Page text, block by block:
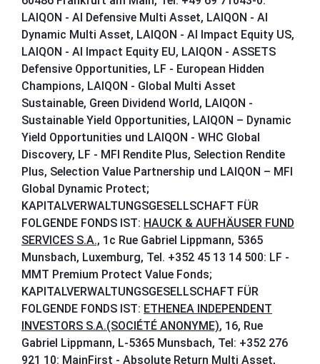
LAIQON - AI Defensive Multi Asset, LAIQON - AI
Dynamic Multi Asset, LAIQON - AI Impact Equity US,
LAIQON - AI Impact Equity EU, LAIQON - ASSETS
Defensive Opportunities, LF - European Hidden
Champions, LAIQON - Global Multi Asset
Sustainable, Green Dividend World, LAIQON -
Sustainable Yield Opportunities, LAIQON – Dynamic
Yield Opportunities und LAIQON - WHC Global
Discovery, LF - MFI Rendite Plus, Selection Rendite
Plus, Selection Value Partnership und LAIQON – MFI
Global Dynamic Protect;
KAPITALVERWALTUNGSGESELLSCHAFT FÜR
FOLGENDE FONDS IST: HAUCK & AUFHÄUSER FUND
SERVICES S.A., 1c Rue Gabriel Lippmann, 5365
Munsbach, Luxemburg, Tel. +352 45 13 14 500: LF -
MMT Premium Protect Value Fonds;
KAPITALVERWALTUNGSGESELLSCHAFT FÜR
FOLGENDE FONDS IST: ETHENEA INDEPENDENT
INVESTORS S.A.(SOCIÉTÉ ANONYME), 16, Rue
Gabriel Lippmann, L-5365 Munsbach, Tel: +352 276
921 10: MainFirst - Absolute Return Multi Asset,